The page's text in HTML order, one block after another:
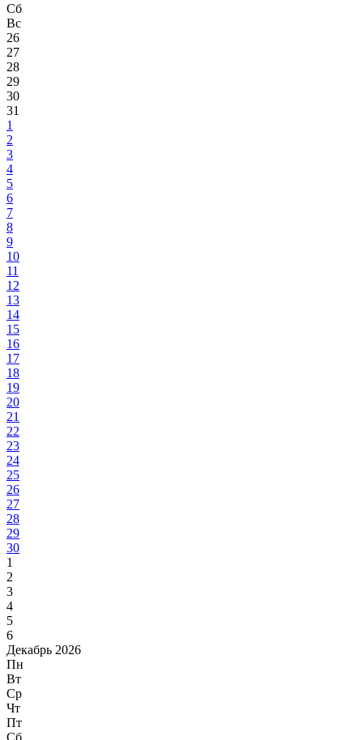
Сб
Вс
26
27
28
29
30
31
1
2
3
4
5
6
7
8
9
10
11
12
13
14
15
16
17
18
19
20
21
22
23
24
25
26
27
28
29
30
1
2
3
4
5
6
Декабрь 2026
Пн
Вт
Ср
Чт
Пт